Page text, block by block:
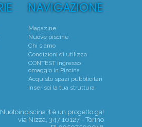
Magazine
Nuove piscine
Chi siamo
Condizioni di utilizzo
CONTEST ingresso
omaggio in Piscina
Acquisto spazi pubblicitari
Inserisci la tua struttura
Nuotoinpiscina.it è un progetto ga!
via Nizza, 347 10127 - Torino